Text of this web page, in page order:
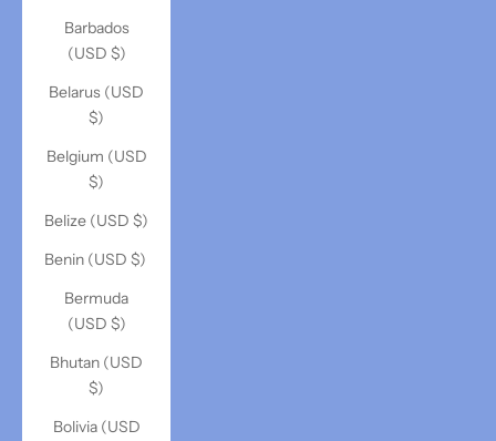
Barbados
(USD $)
Belarus (USD
$)
Belgium (USD
$)
Belize (USD $)
Benin (USD $)
Bermuda
(USD $)
Bhutan (USD
$)
Bolivia (USD